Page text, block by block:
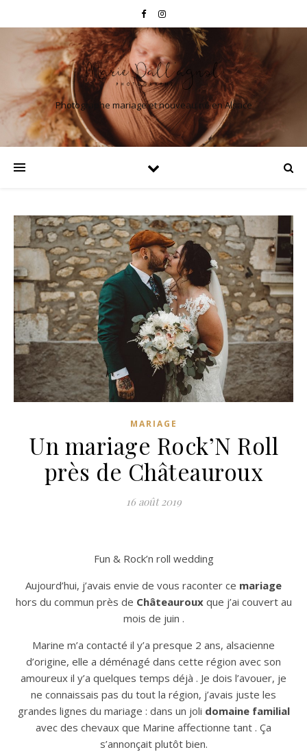
Photographe mariage et nouveau né en Alsace
MARIAGE
Un mariage Rock’N Roll
près de Châteauroux
16 août 2019
Fun & Rock’n roll wedding
Aujourd’hui, j’avais envie de vous raconter ce mariage
hors du commun près de Châteaurouxque j’ai couvert au
mois de juin .
Marine m’a contacté il y’a presque 2 ans, alsacienne
d’origine, elle a déménagé dans cette région avec son
amoureux il y’a quelques temps déjà . Je dois l’avouer, je
ne connaissais pas du tout la région, j’avais juste les
grandes lignes du mariage : dans un joli domaine familial
avec des chevaux que Marine affectionne tant . Ça
s’annonçait plutôt bien.